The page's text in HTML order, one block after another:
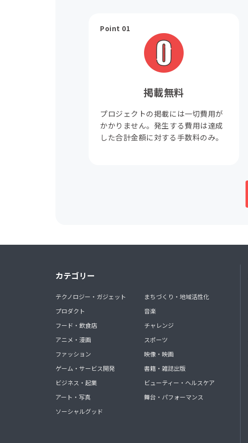
Point 01
掲載無料
プロジェクトの掲載には一切費用が
かかりません。発生する費用は達成
した合計金額に対する手数料のみ。
カテゴリー
テクノロジー・ガジェット
プロダクト
フード・飲食店
アニメ・漫画
ファッション
ゲーム・サービス開発
ビジネス・起業
アート・写真
ソーシャルグッド
まちづくり・地域活性化
音楽
チャレンジ
スポーツ
映像・映画
書籍・雑誌出版
ビューティー・ヘルスケア
舞台・パフォーマンス